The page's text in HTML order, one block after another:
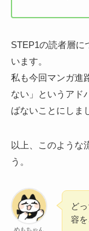
STEP1の読者層に
います。
私も今回マンガ進
ない」というアド
ばないことにしま
以上、このような
う。
めもちゃん
ど
容